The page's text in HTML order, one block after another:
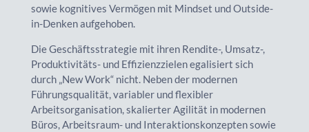
sowie kognitives Vermögen mit Mindset und Outside-
in-Denken aufgehoben.
Die Geschäftsstrategie mit ihren Rendite-, Umsatz-,
Produktivitäts- und Effizienzzielen egalisiert sich
durch „New Work“ nicht. Neben der modernen
Führungsqualität, variabler und flexibler
Arbeitsorganisation, skalierter Agilität in modernen
Büros, Arbeitsraum- und Interaktionskonzepten sowie